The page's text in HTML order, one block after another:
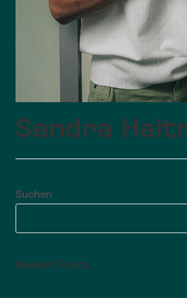
Sandra
Suchen
Recent Posts